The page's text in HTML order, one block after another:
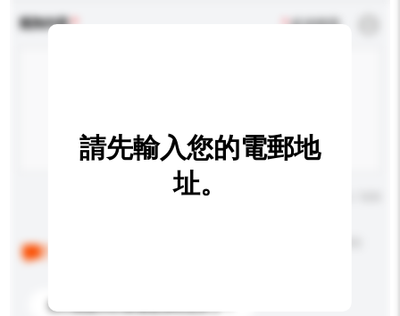
查詢內容 *必須填寫
你們能提供的最優惠價格是多少？
請先輸入您的電郵地
址。